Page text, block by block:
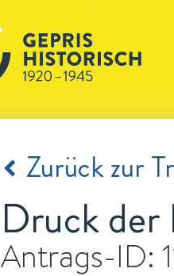
Zurück zur
Druck
Antrags-ID: